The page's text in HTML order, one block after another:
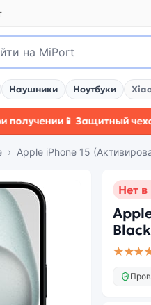
Наушники Ноутбуки
📱 Защитный чехол🛡️
Apple iPhone 15
Нет